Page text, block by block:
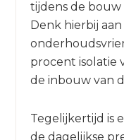
tijdens de
Denk hierbij
procent isolatie
de inbouw van
Tegelijkertijd is
de dagelijkse